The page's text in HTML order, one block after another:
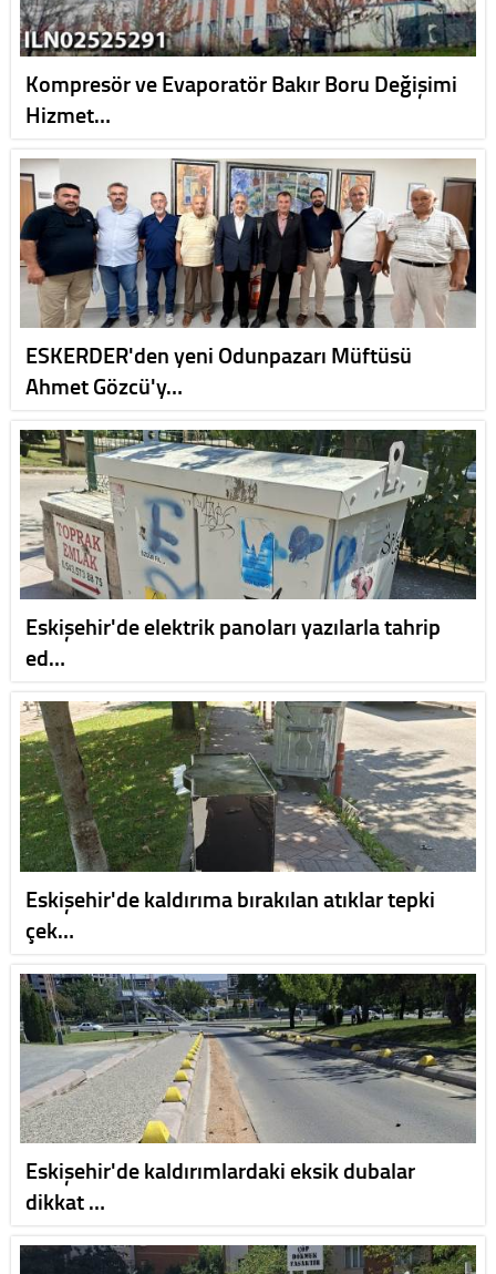
Kompresör ve Evaporatör Bakır Boru Değişimi
Hizmet…
ESKERDER'den yeni Odunpazarı Müftüsü
Ahmet Gözcü'y…
Eskişehir'de elektrik panoları yazılarla tahrip
ed…
Eskişehir'de kaldırıma bırakılan atıklar tepki
çek…
Eskişehir'de kaldırımlardaki eksik dubalar
dikkat …